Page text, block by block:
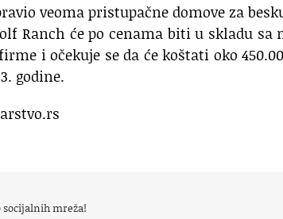
veoma pristupačne domove za
Ranch će po cenama biti u skladu sa
i očekuje se da će koštati oko
godine.
socijalnih mreža!